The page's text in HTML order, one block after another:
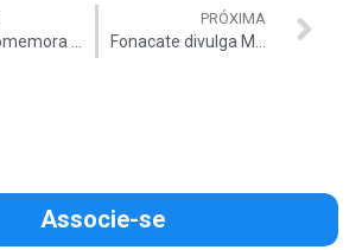
PRÓXIMA
Associe-se